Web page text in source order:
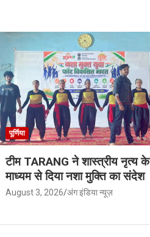
पूर्णिया
टीम TARANG ने शास्त्रीय नृत्य के
माध्यम से दिया नशा मुक्ति का संदेश
August 3, 2026 अंग इंडिया न्यूज़